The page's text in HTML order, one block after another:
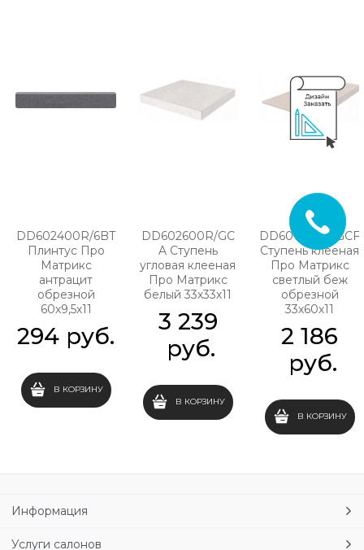
DD602400R/6BT
Плинтус Про
Матрикс
антрацит
обрезной
60х9,5х11
294 руб.
В КОРЗИНУ
DD602600R/GC
A Ступень
угловая клееная
Про Матрикс
белый 33х33х11
3 239
руб.
В КОРЗИНУ
DD601800R/GCF
Ступень клееная
Про Матрикс
светлый беж
обрезной
33х60х11
2 186
руб.
В КОРЗИНУ
Информация
Услуги салонов